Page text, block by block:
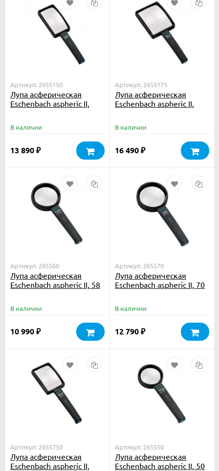
Артикул: 2655150
Лупа асферическая
Eschenbach aspheric II,
В наличии
13 890 ₽
Артикул: 2655175
Лупа асферическая
Eschenbach aspheric II,
В наличии
16 490 ₽
Артикул: 265560
Лупа асферическая
Eschenbach aspheric II, 58
В наличии
10 990 ₽
Артикул: 265570
Лупа асферическая
Eschenbach aspheric II, 70
В наличии
12 790 ₽
Артикул: 2655750
Лупа асферическая
Eschenbach aspheric II,
Артикул: 265550
Лупа асферическая
Eschenbach aspheric II, 50